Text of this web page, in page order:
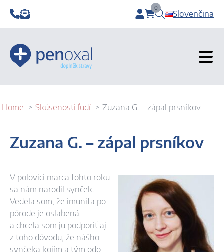
0
items in cart, view
Slovenčina
Home Skúsenosti ľudí Zuzana G. – zápal prsníkov
Zuzana G. – zápal prsníkov
V polovici marca tohto roku
sa nám narodil synček.
Vedela som, že imunita po
pôrode je oslabená
a chcela som ju podporiť aj
z toho dôvodu, že nášho
synčeka kojím a tým odo